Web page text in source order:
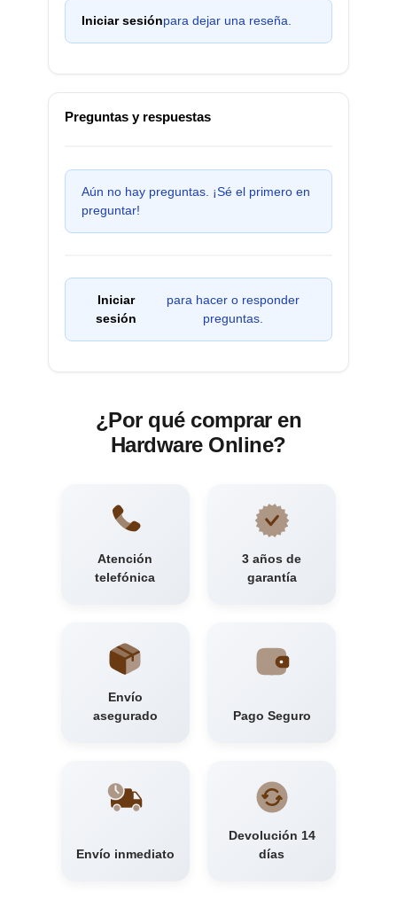
Iniciar sesiónpara dejar una reseña.
Preguntas y respuestas
Aún no hay preguntas. ¡Sé el primero en
preguntar!
Iniciar
sesión
para hacer o responder
preguntas.
¿Por qué comprar en
Hardware Online?
Atención
telefónica
3 años de
garantía
Envío
asegurado
Pago Seguro
Envío inmediato
Devolución 14
días